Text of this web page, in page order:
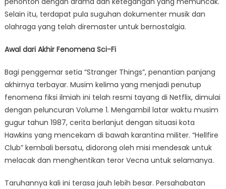
Bel-
Warnai
Thanksgiving
Selain itu, terdapat pula suguhan dokumenter musik dan
olahraga yang telah diremaster untuk bernostalgia.
Awal dari Akhir Fenomena Sci-Fi
Bagi penggemar setia “Stranger Things”, penantian panjang
akhirnya terbayar. Musim kelima yang menjadi penutup
fenomena fiksi ilmiah ini telah resmi tayang di Netflix, dimulai
dengan peluncuran Volume 1. Mengambil latar waktu musim
gugur tahun 1987, cerita berlanjut dengan situasi kota
Hawkins yang mencekam di bawah karantina militer. “Hellfire
Club” kembali bersatu, didorong oleh misi mendesak untuk
melacak dan menghentikan teror Vecna untuk selamanya.
Taruhannya kali ini terasa jauh lebih besar. Persahabatan